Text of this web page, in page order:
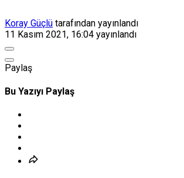
Koray Güçlü tarafından yayınlandı
11 Kasım 2021, 16:04 yayınlandı
Paylaş
Bu Yazıyı Paylaş